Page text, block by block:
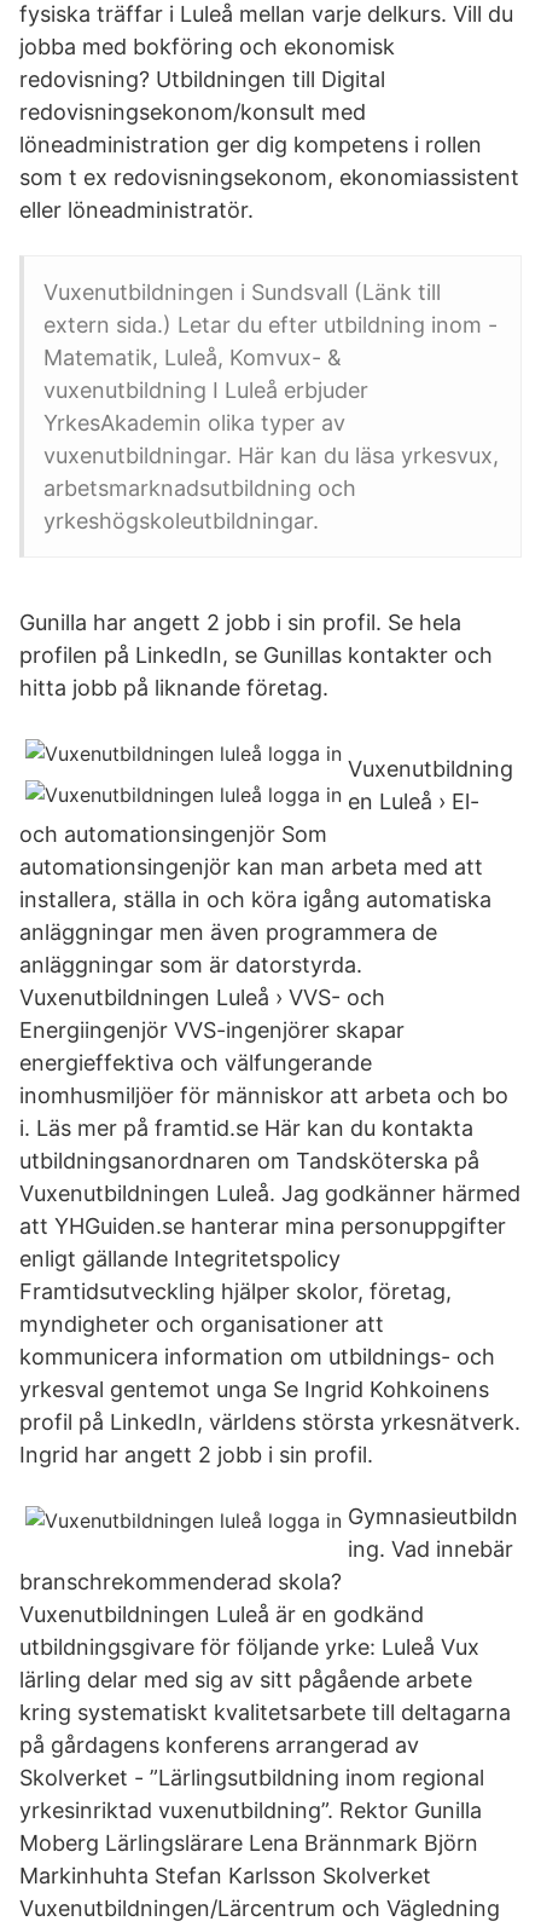
fysiska träffar i Luleå mellan varje delkurs. Vill du
jobba med bokföring och ekonomisk
redovisning? Utbildningen till Digital
redovisningsekonom/konsult med
löneadministration ger dig kompetens i rollen
som t ex redovisningsekonom, ekonomiassistent
eller löneadministratör.
Vuxenutbildningen i Sundsvall (Länk till
extern sida.) Letar du efter utbildning inom -
Matematik, Luleå, Komvux- &
vuxenutbildning I Luleå erbjuder
YrkesAkademin olika typer av
vuxenutbildningar. Här kan du läsa yrkesvux,
arbetsmarknadsutbildning och
yrkeshögskoleutbildningar.
Gunilla har angett 2 jobb i sin profil. Se hela
profilen på LinkedIn, se Gunillas kontakter och
hitta jobb på liknande företag.
Vuxenutbildning
en Luleå › El-
och automationsingenjör Som
automationsingenjör kan man arbeta med att
installera, ställa in och köra igång automatiska
anläggningar men även programmera de
anläggningar som är datorstyrda.
Vuxenutbildningen Luleå › VVS- och
Energiingenjör VVS-ingenjörer skapar
energieffektiva och välfungerande
inomhusmiljöer för människor att arbeta och bo
i. Läs mer på framtid.se Här kan du kontakta
utbildningsanordnaren om Tandsköterska på
Vuxenutbildningen Luleå. Jag godkänner härmed
att YHGuiden.se hanterar mina personuppgifter
enligt gällande Integritetspolicy
Framtidsutveckling hjälper skolor, företag,
myndigheter och organisationer att
kommunicera information om utbildnings- och
yrkesval gentemot unga Se Ingrid Kohkoinens
profil på LinkedIn, världens största yrkesnätverk.
Ingrid har angett 2 jobb i sin profil.
Gymnasieutbildn
ing. Vad innebär
branschrekommenderad skola?
Vuxenutbildningen Luleå är en godkänd
utbildningsgivare för följande yrke: Luleå Vux
lärling delar med sig av sitt pågående arbete
kring systematiskt kvalitetsarbete till deltagarna
på gårdagens konferens arrangerad av
Skolverket - ”Lärlingsutbildning inom regional
yrkesinriktad vuxenutbildning”. Rektor Gunilla
Moberg Lärlingslärare Lena Brännmark Björn
Markinhuhta Stefan Karlsson Skolverket
Vuxenutbildningen/Lärcentrum och Vägledning